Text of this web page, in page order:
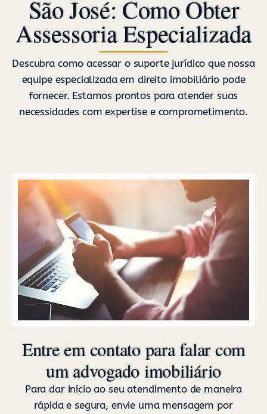
São José: Como Obter
Assessoria Especializada
Descubra como acessar o suporte jurídico que nossa
equipe especializada em direito imobiliário pode
fornecer. Estamos prontos para atender suas
necessidades com expertise e comprometimento.
Entre em contato para falar com
um advogado imobiliário
Para dar início ao seu atendimento de maneira
rápida e segura, envie uma mensagem por